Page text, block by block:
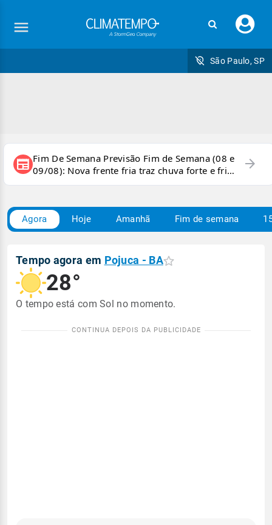
seu
São Paulo, SP
newspaper Fim De Semana Previsão Fim de Semana (08 e
09/08): Nova frente fria traz chuva forte e frio
para áreas do país
arrow_forward
Agora Hoje Amanhã Fim de semana
Tempo agora em Pojuca - BA
28°
O tempo está com Sol no momento.